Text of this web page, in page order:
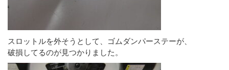
スロットルを外そうとして、ゴムダンパーステーが、
破損してるのが見つかりました。